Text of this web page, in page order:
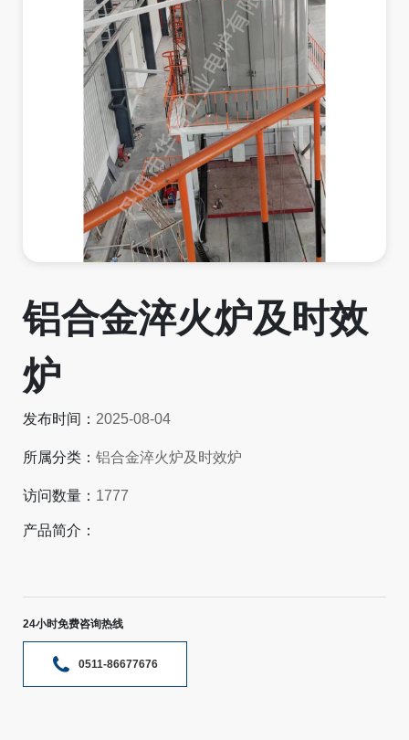
铝合金淬火炉及时效
炉
发布时间： 2025-08-04
所属分类：铝合金淬火炉及时效炉
访问数量： 1777
产品简介：
24小时免费咨询热线
0511-86677676